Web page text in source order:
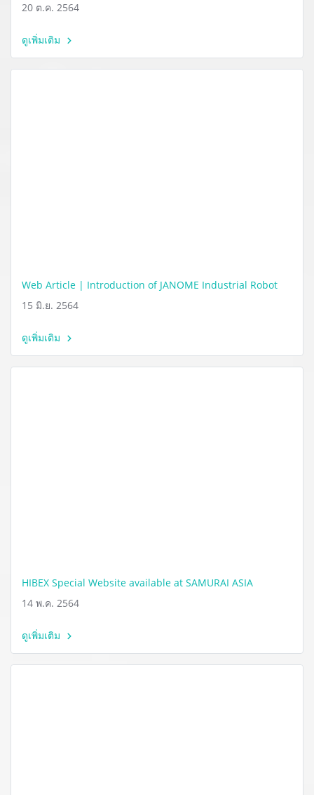
20 ต.ค. 2564
ดูเพิ่มเติม
Web Article | Introduction of JANOME Industrial Robot
15 มิ.ย. 2564
ดูเพิ่มเติม
HIBEX Special Website available at SAMURAI ASIA
14 พ.ค. 2564
ดูเพิ่มเติม